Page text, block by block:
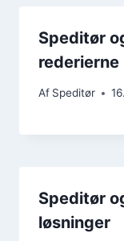
Speditør
rederierne
Af Speditør
Speditør
løsninger